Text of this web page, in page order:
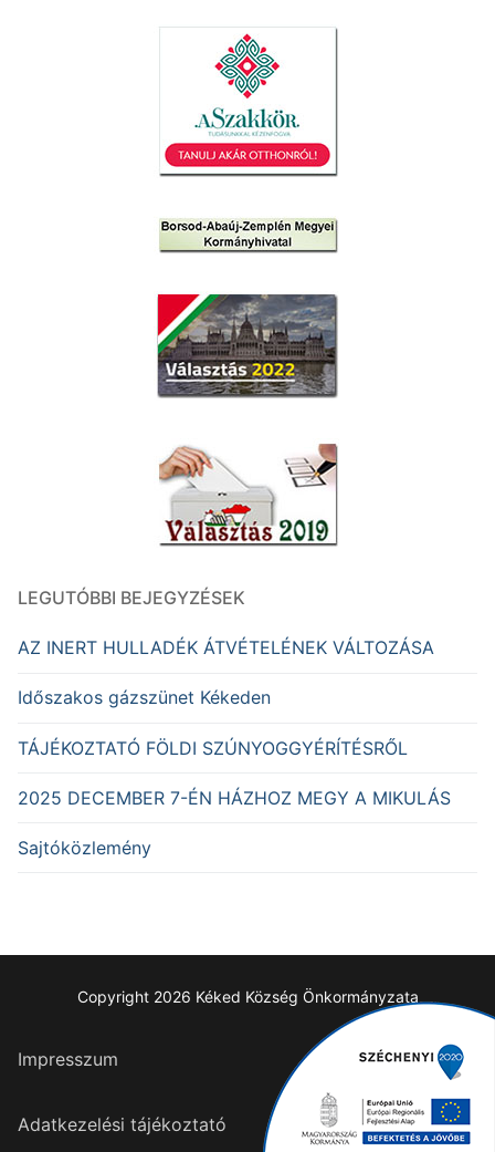
LEGUTÓBBI BEJEGYZÉSEK
AZ INERT HULLADÉK ÁTVÉTELÉNEK VÁLTOZÁSA
Időszakos gázszünet Kékeden
TÁJÉKOZTATÓ FÖLDI SZÚNYOGGYÉRÍTÉSRŐL
2025 DECEMBER 7-ÉN HÁZHOZ MEGY A MIKULÁS
Sajtóközlemény
Copyright 2026 Kéked Község Önkormányzata
Impresszum
Adatkezelési tájékoztató